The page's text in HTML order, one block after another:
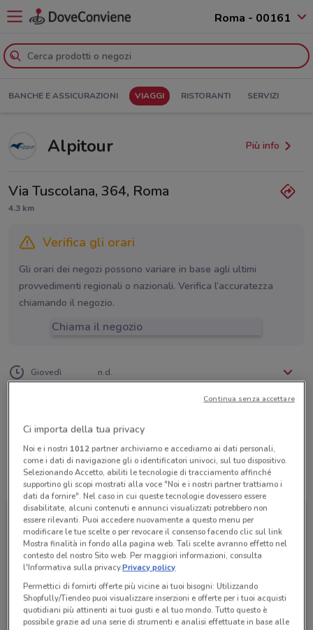
Roma - 00161
BANCHE E ASSICURAZIONI VIAGGI RISTORANTI SERVIZI
Alpitour Più info
Via Tuscolana, 364, Roma
4.3 km
Verifica gli orari
Gli orari dei negozi possono variare in base agli ultimi
provvedimenti regionali o nazionali. Verifica l’accuratezza
chiamando il negozio.
Chiama il negozio
Giovedì n.d.
Venerdì n.d.
Sabato n.d.
Domenica n.d.
Domani Parto
Tutte le promozioni di questo negozio
Ci importa della tua privacy
Noi e i nostri 1012partner archiviamo e accediamo ai dati personali,
come i dati di navigazione gli o identificatori univoci, sul tuo dispositivo.
Selezionando Accetto, abiliti le tecnologie di tracciamento affinché
supportino gli scopi mostrati alla voce "Noi e i nostri partner trattiamo i
dati da fornire". Nel caso in cui queste tecnologie dovessero essere
disabilitate, alcuni contenuti e annunci visualizzati potrebbero non
essere rilevanti. Puoi accedere nuovamente a questo menu per
modificare le tue scelte o per revocare il consenso facendo clic sul link
Mostra finalità in fondo alla pagina web. Tali scelte avranno effetto nel
contesto del nostro Sito web. Per maggiori informazioni, consulta
l'Informativa sulla privacy.Privacy policy
Permettici di fornirti offerte più vicine ai tuoi bisogni: Utilizzando
Shopfully/Tiendeo puoi visualizzare inserzioni e offerte per i tuoi acquisti
quotidiani più attinenti ai tuoi gusti e al tuo mondo. Tutto questo è
possibile grazie ad una serie di strumenti e analisi effettuate in base alle
Continua senza accettare